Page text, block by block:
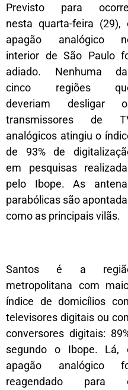
Previsto para
nesta quarta-feira (29),
apagão analógico
interior de São Paulo
adiado. Nenhuma
cinco regiões
deveriam desligar
transmissores de
analógicos atingiu o
de 93% de
em pesquisas
pelo Ibope. As
parabólicas são
como as principais vilãs.
Santos é a
metropolitana com
índice de domicílios
televisores digitais ou
conversores digitais:
segundo o Ibope. Lá,
apagão analógico
reagendado para